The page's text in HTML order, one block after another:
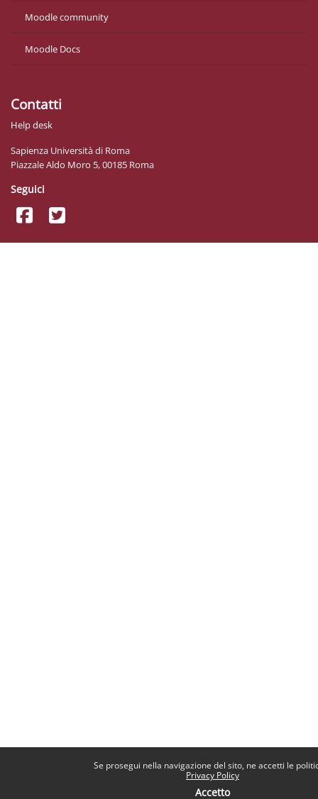
Se prosegui nella navigazione del sito, ne accetti le
Privacy Policy
Accetto
Moodle community
Moodle Docs
Contatti
Help desk
Sapienza Università di Roma
Piazzale Aldo Moro 5, 00185 Roma
Seguici